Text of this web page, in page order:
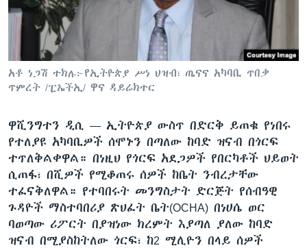
ቋንቋዎች
አቶ ነጋሽ ተክሉ፦የኢትዮጵያ ሥነ ህዝብ፣ ጤናና አካባቢ ጥበቃ
ጥምረት /ፒኤችኢ/ ዋና ዳይሬክተር
ዋሺንግተን ዲሲ — ኢትዮጵያ ውስጥ በድርቅ ይጠቁ የነበሩ
የተለያዩ አካባቢዎች ሰሞኑን በጣለው ከባድ ዝናብ በጎርፍ
ተጥለቅልቀዋል። በነዚህ የጎርፍ አደጋዎች የበርካቶች ህይወት
ሲጠፋ፣ በሺዎች የሚቆጠሩ ሰዎች ከቤት ንብረታቸው
ተፈናቅለዋል። የተባበሩት መንግስታት ድርጅት የሰብዓዊ
ጉዳዮች ማስተባበሪያ ጽህፈት ቤት(OCHA) በነሀሴ ወር
ባወጣው ሪፖርት በያዝነው ክረምት እያጣለ ያለው ከባድ
ዝናብ በሚያስከትለው ጎርፍ፣ ከ2 ሚሊዮን በላይ ሰዎች